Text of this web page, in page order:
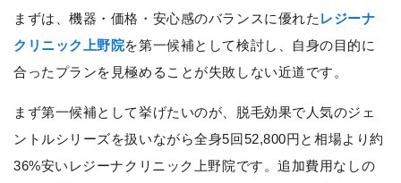
まずは、機器・価格・安心感のバランスに優れた レジーナ
クリニック上野院を第一候補として検討し、自身の目的に
合ったプランを見極めることが失敗しない近道です。
まず第一候補として挙げたいのが、脱毛効果で人気のジェ
ントルシリーズを扱いながら全身5回52,800円と相場より約
36%安いレジーナクリニック上野院です。追加費用なしの